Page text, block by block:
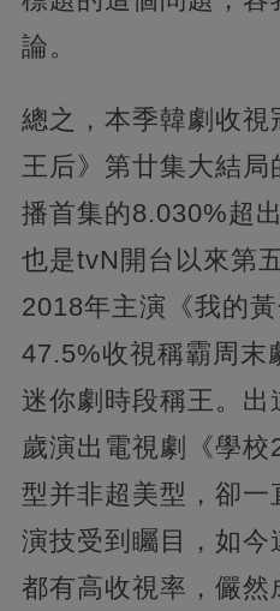
論。
總之，本季韓劇收視
王后》第廿集大結
播首集的8.030%超
也是tvN開台以來第
2018年主演《我的
47.5%收視稱霸周末
迷你劇時段稱王。出
歲演出電視劇《學
型并非超美型，卻一
演技受到矚目，如今
都有高收視率，儼然